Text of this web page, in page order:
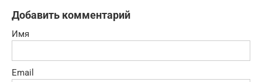
Добавить комментарий
Имя
Email